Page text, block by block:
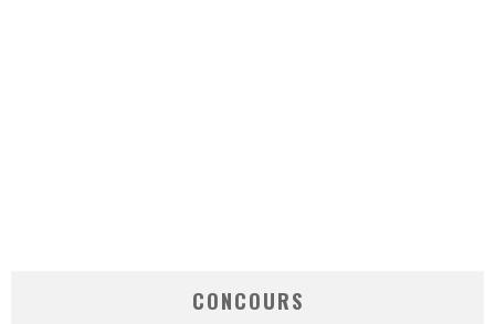
CONCOURS